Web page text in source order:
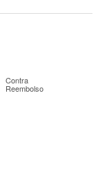
Contra
Reembolso